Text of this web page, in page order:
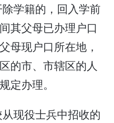
学籍的，回入学前
其父母已办理户口
母现户口所在地，
的市、市辖区的人
定办理。
现役士兵中招收的